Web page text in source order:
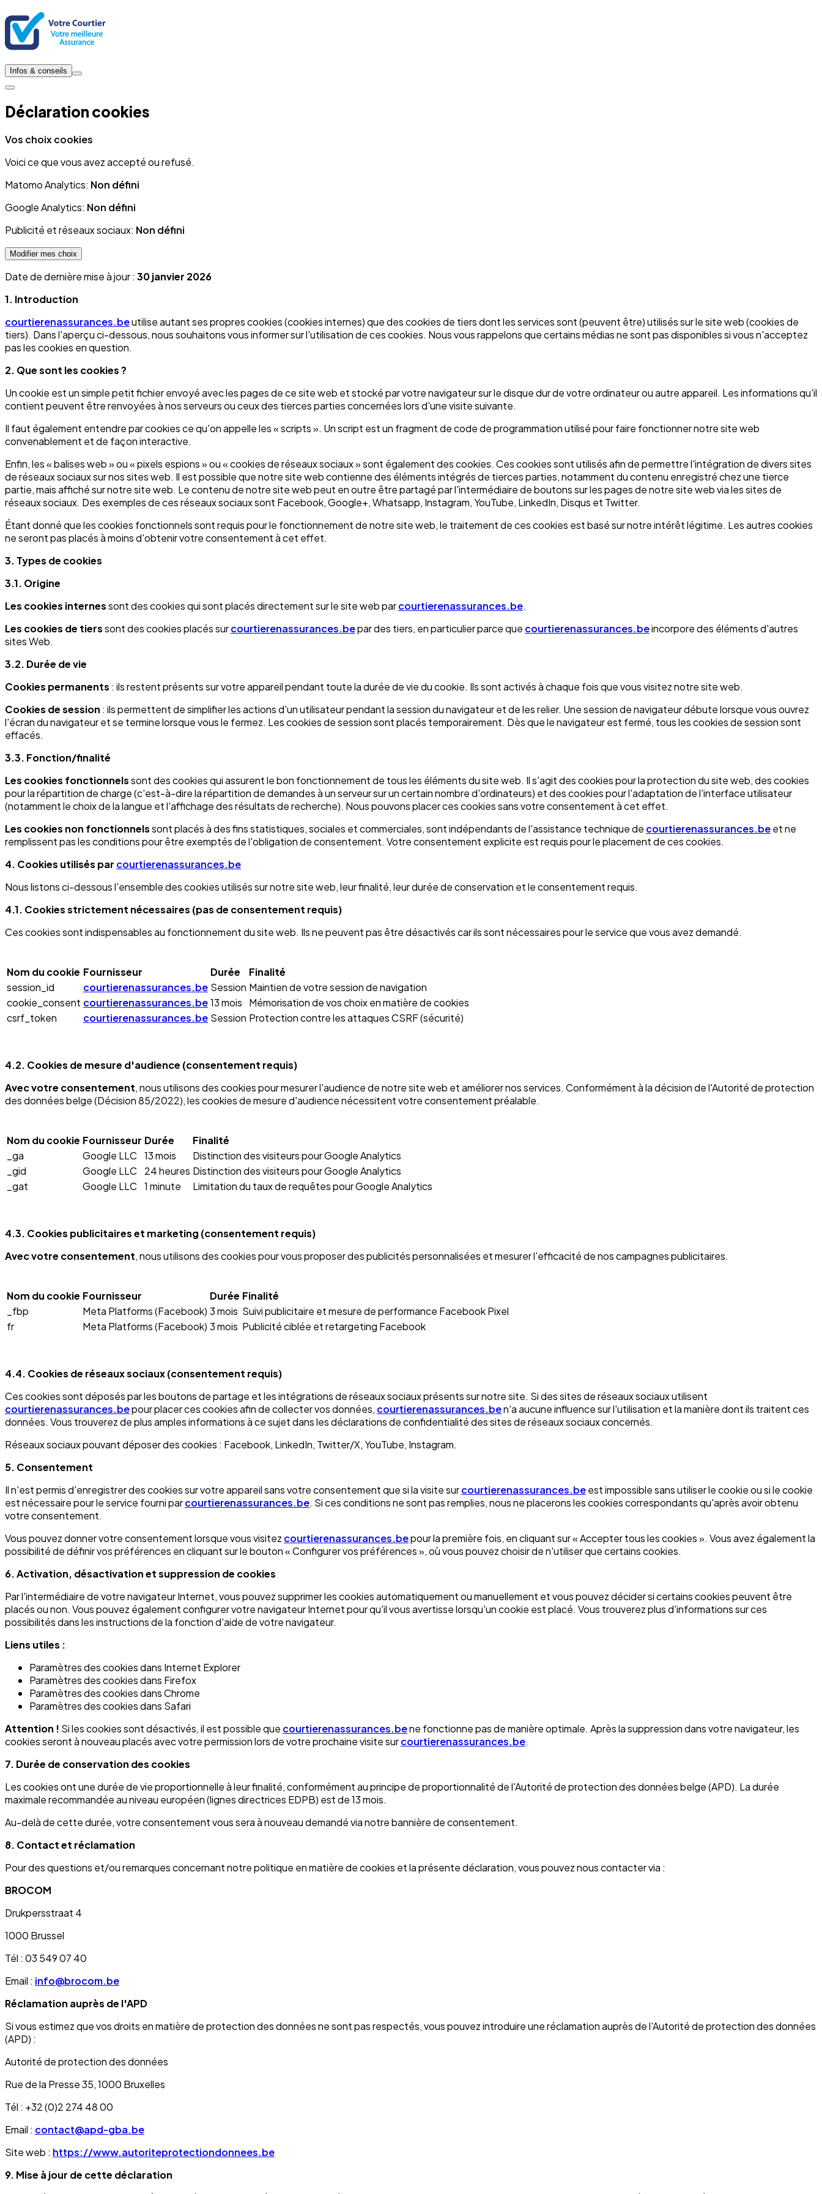
Infos & conseils
Déclaration cookies
Vos choix cookies
Voici ce que vous avez accepté ou refusé.
Matomo Analytics: Non défini
Google Analytics: Non défini
Publicité et réseaux sociaux: Non défini
Modifier mes choix
Date de dernière mise à jour : 30 janvier 2026
1. Introduction
courtierenassurances.beutilise autant ses propres cookies (cookies internes) que des cookies de tiers dont les services sont (peuvent être) utilisés sur le site web (cookies de
tiers). Dans l'aperçu ci-dessous, nous souhaitons vous informer sur l'utilisation de ces cookies. Nous vous rappelons que certains médias ne sont pas disponibles si vous n'acceptez
pas les cookies en question.
2. Que sont les cookies ?
Un cookie est un simple petit fichier envoyé avec les pages de ce site web et stocké par votre navigateur sur le disque dur de votre ordinateur ou autre appareil. Les informations qu'il
contient peuvent être renvoyées à nos serveurs ou ceux des tierces parties concernées lors d'une visite suivante.
Il faut également entendre par cookies ce qu'on appelle les « scripts ». Un script est un fragment de code de programmation utilisé pour faire fonctionner notre site web
convenablement et de façon interactive.
Enfin, les « balises web » ou « pixels espions » ou « cookies de réseaux sociaux » sont également des cookies. Ces cookies sont utilisés afin de permettre l'intégration de divers sites
de réseaux sociaux sur nos sites web. Il est possible que notre site web contienne des éléments intégrés de tierces parties, notamment du contenu enregistré chez une tierce
partie, mais affiché sur notre site web. Le contenu de notre site web peut en outre être partagé par l'intermédiaire de boutons sur les pages de notre site web via les sites de
réseaux sociaux. Des exemples de ces réseaux sociaux sont Facebook, Google+, Whatsapp, Instagram, YouTube, LinkedIn, Disqus et Twitter.
Étant donné que les cookies fonctionnels sont requis pour le fonctionnement de notre site web, le traitement de ces cookies est basé sur notre intérêt légitime. Les autres cookies
ne seront pas placés à moins d'obtenir votre consentement à cet effet.
3. Types de cookies
3.1. Origine
Les cookies internessont des cookies qui sont placés directement sur le site web parcourtierenassurances.be.
Les cookies de tierssont des cookies placés surcourtierenassurances.bepar des tiers, en particulier parce que courtierenassurances.beincorpore des éléments d'autres
sites Web.
3.2. Durée de vie
Cookies permanents : ils restent présents sur votre appareil pendant toute la durée de vie du cookie. Ils sont activés à chaque fois que vous visitez notre site web.
Cookies de session : ils permettent de simplifier les actions d'un utilisateur pendant la session du navigateur et de les relier. Une session de navigateur débute lorsque vous ouvrez
l'écran du navigateur et se termine lorsque vous le fermez. Les cookies de session sont placés temporairement. Dès que le navigateur est fermé, tous les cookies de session sont
effacés.
3.3. Fonction/finalité
Les cookies fonctionnelssont des cookies qui assurent le bon fonctionnement de tous les éléments du site web. Il s'agit des cookies pour la protection du site web, des cookies
pour la répartition de charge (c'est-à-dire la répartition de demandes à un serveur sur un certain nombre d'ordinateurs) et des cookies pour l'adaptation de l'interface utilisateur
(notamment le choix de la langue et l'affichage des résultats de recherche). Nous pouvons placer ces cookies sans votre consentement à cet effet.
Les cookies non fonctionnelssont placés à des fins statistiques, sociales et commerciales, sont indépendants de l'assistance technique de courtierenassurances.beet ne
remplissent pas les conditions pour être exemptés de l'obligation de consentement. Votre consentement explicite est requis pour le placement de ces cookies.
4. Cookies utilisés par courtierenassurances.be
Nous listons ci-dessous l'ensemble des cookies utilisés sur notre site web, leur finalité, leur durée de conservation et le consentement requis.
4.1. Cookies strictement nécessaires (pas de consentement requis)
Ces cookies sont indispensables au fonctionnement du site web. Ils ne peuvent pas être désactivés car ils sont nécessaires pour le service que vous avez demandé.
Nom du cookie Fournisseur Durée
Finalité
session_id
courtierenassurances.be Session Maintien de votre session de navigation
cookie_consent courtierenassurances.be13 mois
Mémorisation de vos choix en matière de cookies
csrf_token
courtierenassurances.be Session Protection contre les attaques CSRF (sécurité)
4.2. Cookies de mesure d'audience (consentement requis)
Avec votre consentement, nous utilisons des cookies pour mesurer l'audience de notre site web et améliorer nos services. Conformément à la décision de l'Autorité de protection
des données belge (Décision 85/2022), les cookies de mesure d'audience nécessitent votre consentement préalable.
Nom du cookie Fournisseur Durée
Finalité
_ga
Google LLC 13 mois
Distinction des visiteurs pour Google Analytics
_gid
Google LLC 24 heures Distinction des visiteurs pour Google Analytics
_gat
Google LLC 1 minute Limitation du taux de requêtes pour Google Analytics
4.3. Cookies publicitaires et marketing (consentement requis)
Avec votre consentement, nous utilisons des cookies pour vous proposer des publicités personnalisées et mesurer l'efficacité de nos campagnes publicitaires.
Nom du cookie Fournisseur Durée Finalité
_fbp
Meta Platforms (Facebook) 3 mois Suivi publicitaire et mesure de performance Facebook Pixel
fr
Meta Platforms (Facebook) 3 mois Publicité ciblée et retargeting Facebook
4.4. Cookies de réseaux sociaux (consentement requis)
Ces cookies sont déposés par les boutons de partage et les intégrations de réseaux sociaux présents sur notre site. Si des sites de réseaux sociaux utilisent
courtierenassurances.bepour placer ces cookies afin de collecter vos données, courtierenassurances.ben'a aucune influence sur l'utilisation et la manière dont ils traitent ces
données. Vous trouverez de plus amples informations à ce sujet dans les déclarations de confidentialité des sites de réseaux sociaux concernés.
Réseaux sociaux pouvant déposer des cookies : Facebook, LinkedIn, Twitter/X, YouTube, Instagram.
5. Consentement
Il n'est permis d'enregistrer des cookies sur votre appareil sans votre consentement que si la visite surcourtierenassurances.beest impossible sans utiliser le cookie ou si le cookie
est nécessaire pour le service fourni parcourtierenassurances.be. Si ces conditions ne sont pas remplies, nous ne placerons les cookies correspondants qu'après avoir obtenu
votre consentement.
Vous pouvez donner votre consentement lorsque vous visitez courtierenassurances.bepour la première fois, en cliquant sur « Accepter tous les cookies ». Vous avez également la
possibilité de définir vos préférences en cliquant sur le bouton « Configurer vos préférences », où vous pouvez choisir de n'utiliser que certains cookies.
6. Activation, désactivation et suppression de cookies
Par l'intermédiaire de votre navigateur Internet, vous pouvez supprimer les cookies automatiquement ou manuellement et vous pouvez décider si certains cookies peuvent être
placés ou non. Vous pouvez également configurer votre navigateur Internet pour qu'il vous avertisse lorsqu'un cookie est placé. Vous trouverez plus d'informations sur ces
possibilités dans les instructions de la fonction d'aide de votre navigateur.
Liens utiles :
Paramètres des cookies dans Internet Explorer
Paramètres des cookies dans Firefox
Paramètres des cookies dans Chrome
Paramètres des cookies dans Safari
Attention ! Si les cookies sont désactivés, il est possible que courtierenassurances.bene fonctionne pas de manière optimale. Après la suppression dans votre navigateur, les
cookies seront à nouveau placés avec votre permission lors de votre prochaine visite surcourtierenassurances.be.
7. Durée de conservation des cookies
Les cookies ont une durée de vie proportionnelle à leur finalité, conformément au principe de proportionnalité de l'Autorité de protection des données belge (APD). La durée
maximale recommandée au niveau européen (lignes directrices EDPB) est de 13 mois.
Au-delà de cette durée, votre consentement vous sera à nouveau demandé via notre bannière de consentement.
8. Contact et réclamation
Pour des questions et/ou remarques concernant notre politique en matière de cookies et la présente déclaration, vous pouvez nous contacter via :
BROCOM
Drukpersstraat 4
1000 Brussel
Tél : 03 549 07 40
Email : info@brocom.be
Réclamation auprès de l'APD
Si vous estimez que vos droits en matière de protection des données ne sont pas respectés, vous pouvez introduire une réclamation auprès de l'Autorité de protection des données
(APD) :
Autorité de protection des données
Rue de la Presse 35, 1000 Bruxelles
Tél : +32 (0)2 274 48 00
Email : contact@apd-gba.be
Site web : https://www.autoriteprotectiondonnees.be
9. Mise à jour de cette déclaration